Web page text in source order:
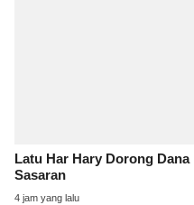
Latu Har Hary Dorong
Sasaran
4 jam yang lalu